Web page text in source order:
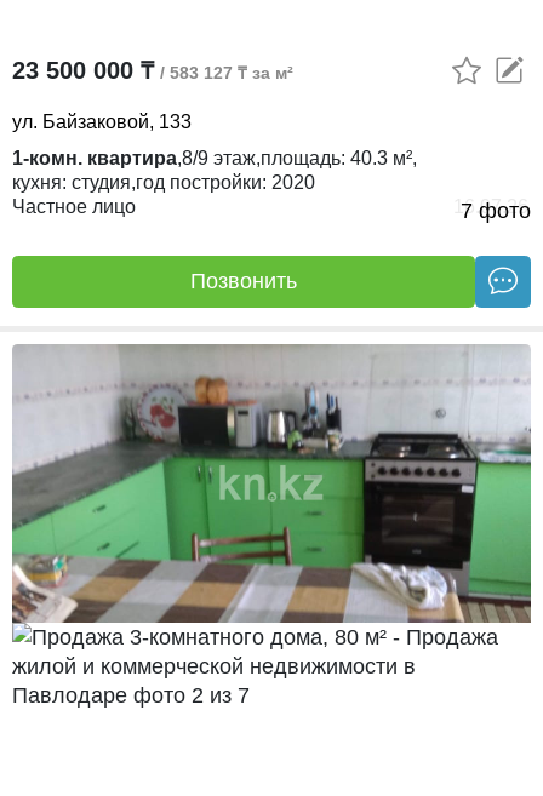
7 фото
23 500 000 ₸ / 583 127 ₸ за м²
ул. Байзаковой, 133
1-комн. квартира,8/9 этаж,площадь: 40.3 м²,
кухня: студия,год постройки: 2020
Частное лицо
16.07.26
Позвонить